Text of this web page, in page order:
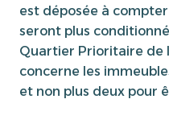
est déposée à
seront plus
Quartier Prioritaire de
concerne les
et non plus deux pour